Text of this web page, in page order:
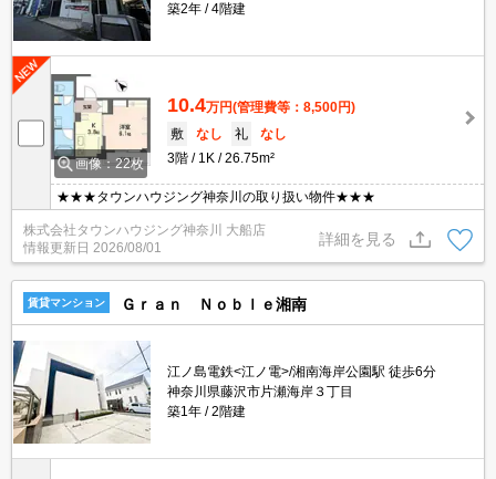
築2年
4階建
画像：22枚
10.4万円(管理費等：8,500円)
敷
なし 礼
なし
3階
1K 26.75m²
★★★タウンハウジング神奈川の取り扱い物件★★★
株式会社タウンハウジング神奈川 大船店
情報更新日 2026/08/01
詳細を見る
賃貸マンション Ｇｒａｎ Ｎｏｂｌｅ湘南
江ノ島電鉄<江ノ電>/湘南海岸公園駅 徒歩6分
神奈川県藤沢市片瀬海岸３丁目
築1年
2階建